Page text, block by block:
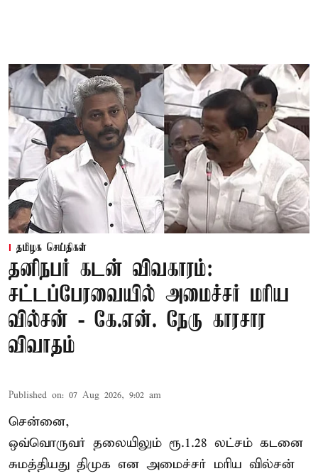
தமிழக செய்திகள்
தனிநபர் கடன் விவகாரம்:
சட்டப்பேரவையில் அமைச்சர் மரிய
வில்சன் - கே.என். நேரு காரசார
விவாதம்
Published on: 07 Aug 2026, 9:02 am
சென்னை,
ஒவ்வொருவர் தலையிலும் ரூ.1.28 லட்சம் கடனை
சுமத்தியது திமுக என அமைச்சர் மரிய வில்சன்